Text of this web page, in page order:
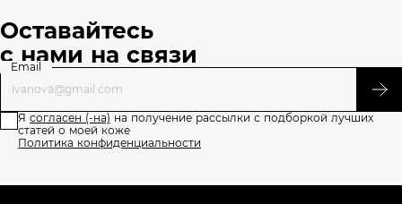
Оставайтесь
с нами на связи
Email
Я согласен (-на) на получение рассылки с подборкой лучших
статей о моей коже
Политика конфиденциальности